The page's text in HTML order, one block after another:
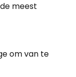
meest
om van te